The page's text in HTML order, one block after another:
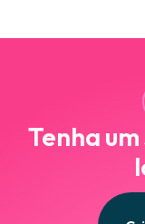
Tenha